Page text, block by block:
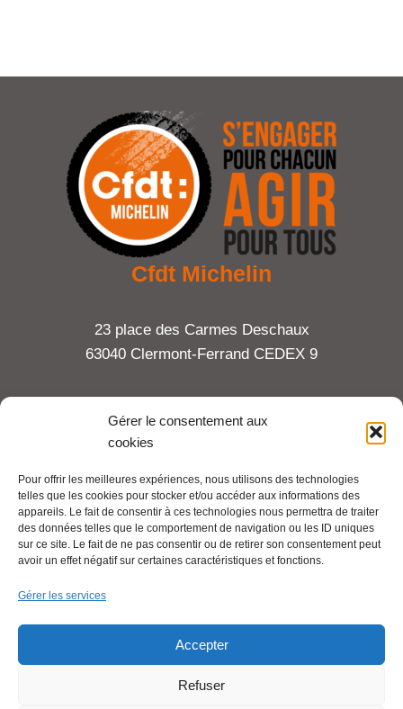
Gérer le consentement aux
cookies
Pour offrir les meilleures expériences, nous utilisons des technologies
telles que les cookies pour stocker et/ou accéder aux informations des
appareils. Le fait de consentir à ces technologies nous permettra de traiter
des données telles que le comportement de navigation ou les ID uniques
sur ce site. Le fait de ne pas consentir ou de retirer son consentement peut
avoir un effet négatif sur certaines caractéristiques et fonctions.
Gérer les services
Accepter
Refuser
Cfdt Michelin
23 place des Carmes Deschaux
63040 Clermont-Ferrand CEDEX 9
Tel : 06 65 27 23 81
Mentions légales
Pour aller plus loin :
Se syndiquer en ligne
Nous contacter